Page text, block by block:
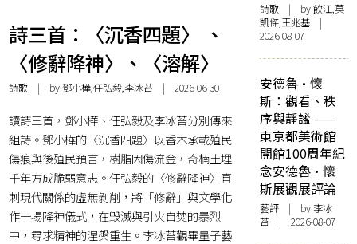
詩三首：〈沉香四題〉 、
〈修辭降神〉、〈溶解〉
詩歌 | by 鄧小樺,任弘毅,李冰苔 | 2026-06-30
讀詩三首，鄧小樺、任弘毅及李冰苔分別傳來
組詩。鄧小樺的〈沉香四題〉以香木承載殖民
傷痕與後殖民預言，樹脂因傷流金，奇楠土埋
千年方成脆弱意志。任弘毅的〈修辭降神〉直
刺現代關係的虛無剝削，將「修辭」與文學化
作一場降神儀式，在毀滅與引火自焚的暴烈
中，尋求精神的涅槃重生。李冰苔觀畢量子藝
詩歌 | by 飲江,莫
凱傑,王兆基 |
2026-08-07
安德魯·懷
斯：觀看、秩
序與靜謐 ——
東京都美術館
開館100周年紀
念安德魯·懷
斯展觀展評論
藝評 | by 李冰
苔 | 2026-08-07